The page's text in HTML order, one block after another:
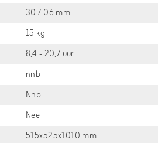
30 / 06 mm
15 kg
8,4 - 20,7 uur
nnb
Nnb
Nee
515x525x1010 mm